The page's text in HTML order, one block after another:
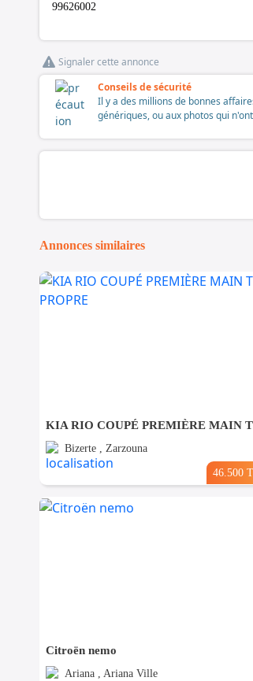
99626002
Signaler cette annonce
Conseils de sécurité
Il y a des millions de bonnes
génériques, ou aux photos qui
Annonces similaires
Bizerte , Zarzouna
46.500
Citroën nemo
Ariana , Ariana Ville